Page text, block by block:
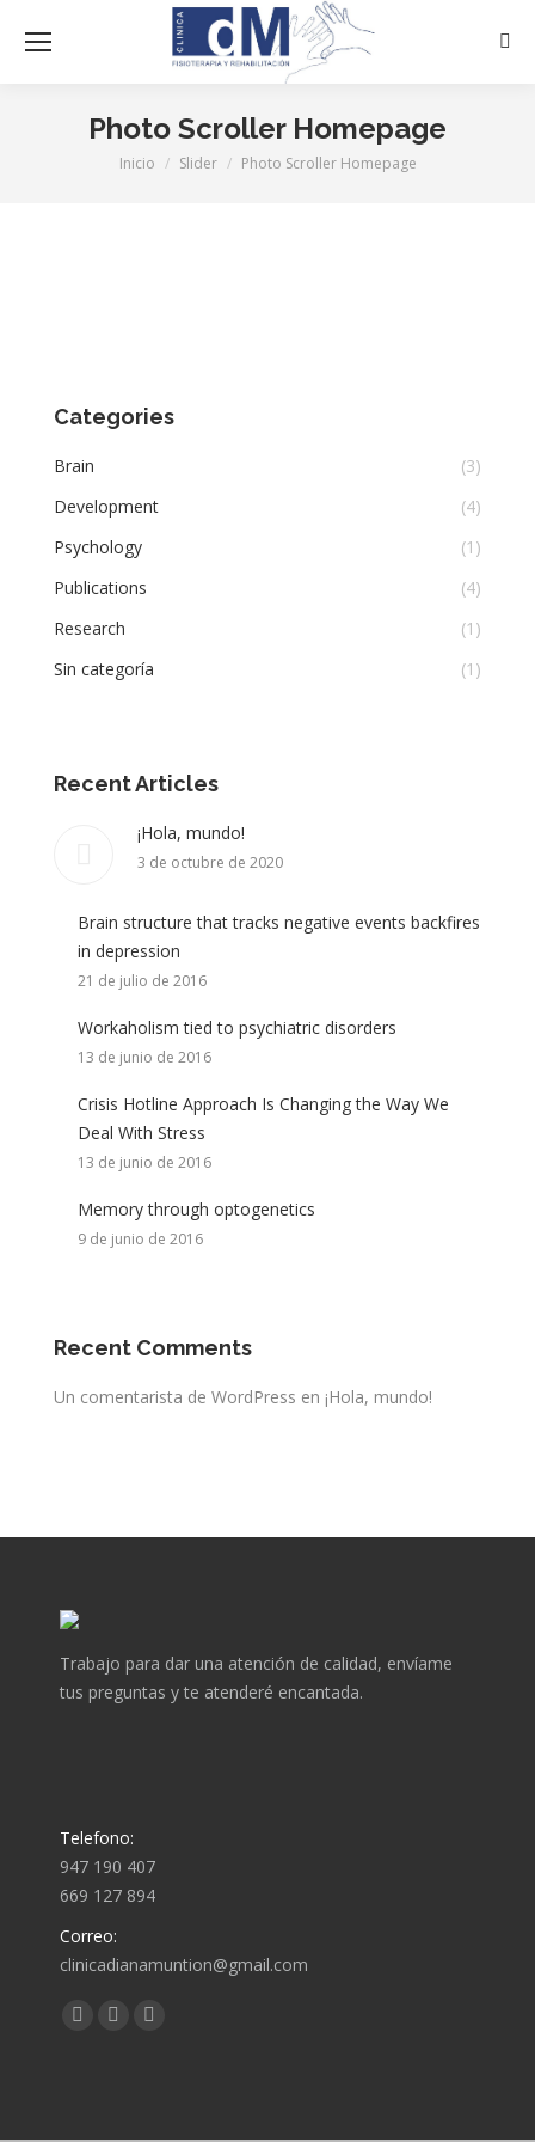
Photo Scroller Homepage
Estás aquí:
Inicio Slider Photo Scroller Homepage
Categories
Brain
(3)
Development
(4)
Psychology
(1)
Publications
(4)
Research
(1)
Sin categoría
(1)
Recent Articles
¡Hola, mundo!
3 de octubre de 2020
Brain structure that tracks negative events backfires
in depression
21 de julio de 2016
Workaholism tied to psychiatric disorders
13 de junio de 2016
Crisis Hotline Approach Is Changing the Way We
Deal With Stress
13 de junio de 2016
Memory through optogenetics
9 de junio de 2016
Recent Comments
Un comentarista de WordPress en ¡Hola, mundo!
Trabajo para dar una atención de calidad, envíame
tus preguntas y te atenderé encantada.
Telefono:
947 190 407
669 127 894
Correo:
clinicadianamuntion@gmail.com
Encuéntranos en: